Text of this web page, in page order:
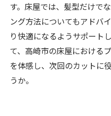
す。床屋では、髪型だけで
ング方法についてもアドバ
り快適になるようサポート
て、高崎市の床屋における
を体感し、次回のカットに
うか。